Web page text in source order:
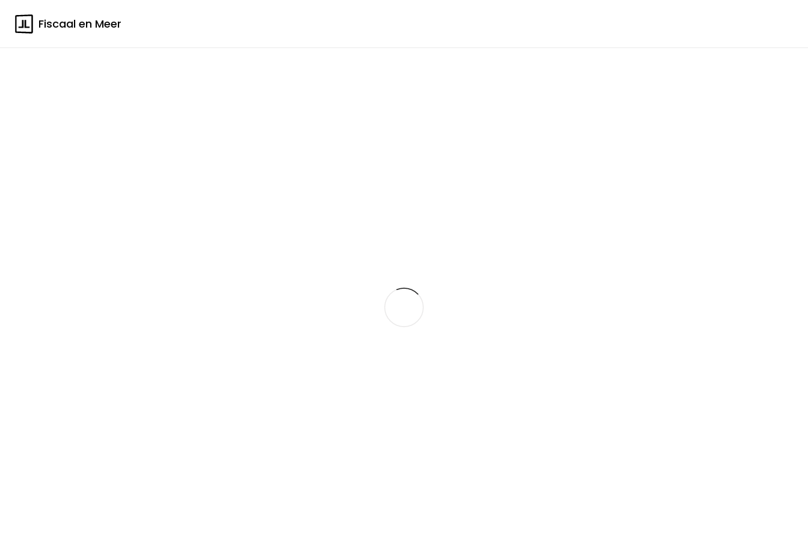
Fiscaal en Meer